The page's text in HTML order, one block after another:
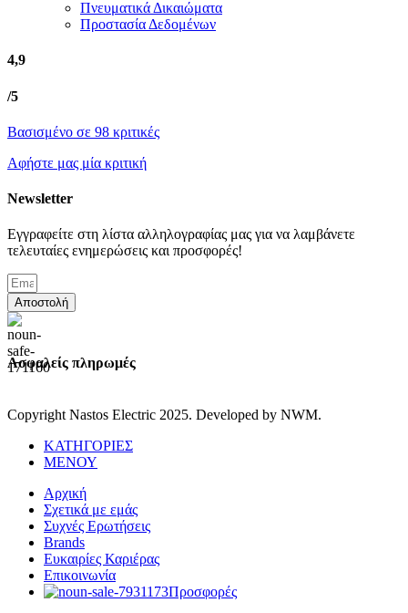
Πνευματικά Δικαιώματα
Προστασία Δεδομένων
4,9
/5
Βασισμένο σε 98 κριτικές
Αφήστε μας μία κριτική
Newsletter
Εγγραφείτε στη λίστα αλληλογραφίας μας για να λαμβάνετε
τελευταίες ενημερώσεις και προσφορές!
Αποστολή
Ασφαλείς πληρωμές
Copyright Nastos Electric 2025. Developed by NWM.
ΚΑΤΗΓΟΡΙΕΣ
ΜΕΝΟΥ
Αρχική
Σχετικά με εμάς
Συχνές Ερωτήσεις
Brands
Ευκαιρίες Καριέρας
Επικοινωνία
Προσφορές